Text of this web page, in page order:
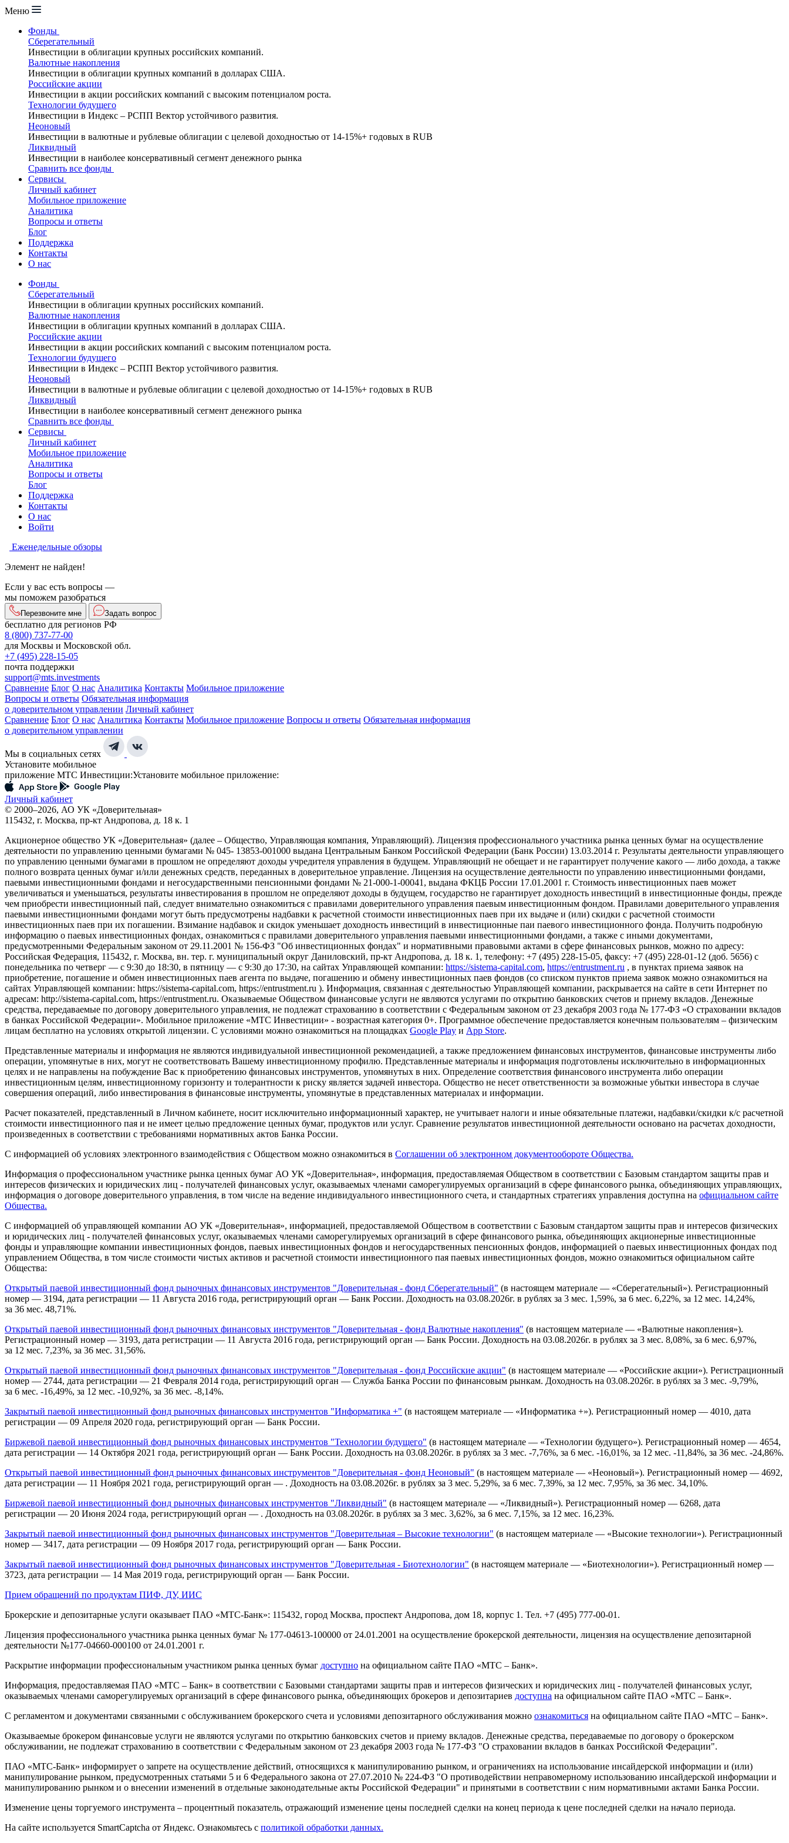
Меню
Фонды
Сберегательный
Инвестиции в облигации крупных российских компаний.
Валютные накопления
Инвестиции в облигации крупных компаний в долларах США.
Российские акции
Инвестиции в акции российских компаний с высоким потенциалом роста.
Технологии будущего
Инвестиции в Индекс – РСПП Вектор устойчивого развития.
Неоновый
Инвестиции в валютные и рублевые облигации с целевой доходностью от 14-15%+ годовых в RUB
Ликвидный
Инвестиции в наиболее консервативный сегмент денежного рынка
Сравнить все фонды
Сервисы
Личный кабинет
Мобильное приложение
Аналитика
Вопросы и ответы
Блог
Поддержка
Контакты
О нас
Фонды
Сберегательный
Инвестиции в облигации крупных российских компаний.
Валютные накопления
Инвестиции в облигации крупных компаний в долларах США.
Российские акции
Инвестиции в акции российских компаний с высоким потенциалом роста.
Технологии будущего
Инвестиции в Индекс – РСПП Вектор устойчивого развития.
Неоновый
Инвестиции в валютные и рублевые облигации с целевой доходностью от 14-15%+ годовых в RUB
Ликвидный
Инвестиции в наиболее консервативный сегмент денежного рынка
Сравнить все фонды
Сервисы
Личный кабинет
Мобильное приложение
Аналитика
Вопросы и ответы
Блог
Поддержка
Контакты
О нас
Войти
Еженедельные обзоры
Элемент не найден!
Если у вас есть вопросы —
мы поможем разобраться
Перезвоните мне Задать вопрос
бесплатно для регионов РФ
8 (800) 737-77-00
для Москвы и Московской обл.
+7 (495) 228-15-05
почта поддержки
support@mts.investments
Сравнение Блог О нас Аналитика Контакты Мобильное приложение
Вопросы и ответы Обязательная информация
о доверительном управлении Личный кабинет
Сравнение Блог О нас Аналитика Контакты Мобильное приложение Вопросы и ответы Обязательная информация
о доверительном управлении
Мы в социальных сетях
Установите мобильное
приложение МТС Инвестиции:Установите мобильное приложение:
Личный кабинет
© 2000–2026, АО УК «Доверительная»
115432, г. Москва, пр-кт Андропова, д. 18 к. 1
Акционерное общество УК «Доверительная» (далее – Общество, Управляющая компания, Управляющий). Лицензия профессионального участника рынка ценных бумаг на осуществление
деятельности по управлению ценными бумагами № 045- 13853-001000 выдана Центральным Банком Российской Федерации (Банк России) 13.03.2014 г. Результаты деятельности управляющего
по управлению ценными бумагами в прошлом не определяют доходы учредителя управления в будущем. Управляющий не обещает и не гарантирует получение какого — либо дохода, а также
полного возврата ценных бумаг и/или денежных средств, переданных в доверительное управление. Лицензия на осуществление деятельности по управлению инвестиционными фондами,
паевыми инвестиционными фондами и негосударственными пенсионными фондами № 21-000-1-00041, выдана ФКЦБ России 17.01.2001 г. Стоимость инвестиционных паев может
увеличиваться и уменьшаться, результаты инвестирования в прошлом не определяют доходы в будущем, государство не гарантирует доходность инвестиций в инвестиционные фонды, прежде
чем приобрести инвестиционный пай, следует внимательно ознакомиться с правилами доверительного управления паевым инвестиционным фондом. Правилами доверительного управления
паевыми инвестиционными фондами могут быть предусмотрены надбавки к расчетной стоимости инвестиционных паев при их выдаче и (или) скидки с расчетной стоимости
инвестиционных паев при их погашении. Взимание надбавок и скидок уменьшает доходность инвестиций в инвестиционные паи паевого инвестиционного фонда. Получить подробную
информацию о паевых инвестиционных фондах, ознакомиться с правилами доверительного управления паевыми инвестиционными фондами, а также с иными документами,
предусмотренными Федеральным законом от 29.11.2001 № 156-ФЗ "Об инвестиционных фондах" и нормативными правовыми актами в сфере финансовых рынков, можно по адресу:
Российская Федерация, 115432, г. Москва, вн. тер. г. муниципальный округ Даниловский, пр-кт Андропова, д. 18 к. 1, телефону: +7 (495) 228-15-05, факсу: +7 (495) 228-01-12 (доб. 5656) с
понедельника по четверг — c 9:30 до 18:30, в пятницу — с 9:30 до 17:30, на сайтах Управляющей компании: https://sistema-capital.com, https://entrustment.ru , в пунктах приема заявок на
приобретение, погашение и обмен инвестиционных паев агента по выдаче, погашению и обмену инвестиционных паев фондов (со списком пунктов приема заявок можно ознакомиться на
сайтах Управляющей компании: https://sistema-capital.com, https://entrustment.ru ). Информация, связанная с деятельностью Управляющей компании, раскрывается на сайте в сети Интернет по
адресам: http://sistema-capital.com, https://entrustment.ru. Оказываемые Обществом финансовые услуги не являются услугами по открытию банковских счетов и приему вкладов. Денежные
средства, передаваемые по договору доверительного управления, не подлежат страхованию в соответствии с Федеральным законом от 23 декабря 2003 года № 177-ФЗ «О страховании вкладов
в банках Российской Федерации». Мобильное приложение «МТС Инвестиции» - возрастная категория 0+. Программное обеспечение предоставляется конечным пользователям – физическим
лицам бесплатно на условиях открытой лицензии. С условиями можно ознакомиться на площадках Google Play и App Store.
Представленные материалы и информация не являются индивидуальной инвестиционной рекомендацией, а также предложением финансовых инструментов, финансовые инструменты либо
операции, упомянутые в них, могут не соответствовать Вашему инвестиционному профилю. Представленные материалы и информация подготовлены исключительно в информационных
целях и не направлены на побуждение Вас к приобретению финансовых инструментов, упомянутых в них. Определение соответствия финансового инструмента либо операции
инвестиционным целям, инвестиционному горизонту и толерантности к риску является задачей инвестора. Общество не несет ответственности за возможные убытки инвестора в случае
совершения операций, либо инвестирования в финансовые инструменты, упомянутые в представленных материалах и информации.
Расчет показателей, представленный в Личном кабинете, носит исключительно информационный характер, не учитывает налоги и иные обязательные платежи, надбавки/скидки к/с расчетной
стоимости инвестиционного пая и не имеет целью предложение ценных бумаг, продуктов или услуг. Сравнение результатов инвестиционной деятельности основано на расчетах доходности,
произведенных в соответствии с требованиями нормативных актов Банка России.
С информацией об условиях электронного взаимодействия с Обществом можно ознакомиться в Соглашении об электронном документообороте Общества.
Информация о профессиональном участнике рынка ценных бумаг АО УК «Доверительная», информация, предоставляемая Обществом в соответствии с Базовым стандартом защиты прав и
интересов физических и юридических лиц - получателей финансовых услуг, оказываемых членами саморегулируемых организаций в сфере финансового рынка, объединяющих управляющих,
информация о договоре доверительного управления, в том числе на ведение индивидуального инвестиционного счета, и стандартных стратегиях управления доступна на официальном сайте
Общества.
С информацией об управляющей компании АО УК «Доверительная», информацией, предоставляемой Обществом в соответствии с Базовым стандартом защиты прав и интересов физических
и юридических лиц - получателей финансовых услуг, оказываемых членами саморегулируемых организаций в сфере финансового рынка, объединяющих акционерные инвестиционные
фонды и управляющие компании инвестиционных фондов, паевых инвестиционных фондов и негосударственных пенсионных фондов, информацией о паевых инвестиционных фондах под
управлением Общества, в том числе стоимости чистых активов и расчетной стоимости инвестиционного пая паевых инвестиционных фондов, можно ознакомиться официальном сайте
Общества:
Открытый паевой инвестиционный фонд рыночных финансовых инструментов "Доверительная - фонд Сберегательный" (в настоящем материале — «Сберегательный»). Регистрационный
номер — 3194, дата регистрации — 11 Августа 2016 года, регистрирующий орган — Банк России. Доходность на 03.08.2026г. в рублях за 3 мес. 1,59%, за 6 мес. 6,22%, за 12 мес. 14,24%,
за 36 мес. 48,71%.
Открытый паевой инвестиционный фонд рыночных финансовых инструментов "Доверительная - фонд Валютные накопления" (в настоящем материале — «Валютные накопления»).
Регистрационный номер — 3193, дата регистрации — 11 Августа 2016 года, регистрирующий орган — Банк России. Доходность на 03.08.2026г. в рублях за 3 мес. 8,08%, за 6 мес. 6,97%,
за 12 мес. 7,23%, за 36 мес. 31,56%.
Открытый паевой инвестиционный фонд рыночных финансовых инструментов "Доверительная - фонд Российские акции" (в настоящем материале — «Российские акции»). Регистрационный
номер — 2744, дата регистрации — 21 Февраля 2014 года, регистрирующий орган — Служба Банка России по финансовым рынкам. Доходность на 03.08.2026г. в рублях за 3 мес. -9,79%,
за 6 мес. -16,49%, за 12 мес. -10,92%, за 36 мес. -8,14%.
Закрытый паевой инвестиционный фонд рыночных финансовых инструментов "Информатика +" (в настоящем материале — «Информатика +»). Регистрационный номер — 4010, дата
регистрации — 09 Апреля 2020 года, регистрирующий орган — Банк России.
Биржевой паевой инвестиционный фонд рыночных финансовых инструментов "Технологии будущего" (в настоящем материале — «Технологии будущего»). Регистрационный номер — 4654,
дата регистрации — 14 Октября 2021 года, регистрирующий орган — Банк России. Доходность на 03.08.2026г. в рублях за 3 мес. -7,76%, за 6 мес. -16,01%, за 12 мес. -11,84%, за 36 мес. -24,86%.
Открытый паевой инвестиционный фонд рыночных финансовых инструментов "Доверительная - фонд Неоновый" (в настоящем материале — «Неоновый»). Регистрационный номер — 4692,
дата регистрации — 11 Ноября 2021 года, регистрирующий орган — . Доходность на 03.08.2026г. в рублях за 3 мес. 5,29%, за 6 мес. 7,39%, за 12 мес. 7,95%, за 36 мес. 34,10%.
Биржевой паевой инвестиционный фонд рыночных финансовых инструментов "Ликвидный" (в настоящем материале — «Ликвидный»). Регистрационный номер — 6268, дата
регистрации — 20 Июня 2024 года, регистрирующий орган — . Доходность на 03.08.2026г. в рублях за 3 мес. 3,62%, за 6 мес. 7,15%, за 12 мес. 16,23%.
Закрытый паевой инвестиционный фонд рыночных финансовых инструментов "Доверительная – Высокие технологии" (в настоящем материале — «Высокие технологии»). Регистрационный
номер — 3417, дата регистрации — 09 Ноября 2017 года, регистрирующий орган — Банк России.
Закрытый паевой инвестиционный фонд рыночных финансовых инструментов "Доверительная - Биотехнологии" (в настоящем материале — «Биотехнологии»). Регистрационный номер —
3723, дата регистрации — 14 Мая 2019 года, регистрирующий орган — Банк России.
Прием обращений по продуктам ПИФ, ДУ, ИИС
Брокерские и депозитарные услуги оказывает ПАО «МТС-Банк»: 115432, город Москва, проспект Андропова, дом 18, корпус 1. Тел. +7 (495) 777-00-01.
Лицензия профессионального участника рынка ценных бумаг № 177-04613-100000 от 24.01.2001 на осуществление брокерской деятельности, лицензия на осуществление депозитарной
деятельности №177-04660-000100 от 24.01.2001 г.
Раскрытие информации профессиональным участником рынка ценных бумаг доступно на официальном сайте ПАО «МТС – Банк».
Информация, предоставляемая ПАО «МТС – Банк» в соответствии с Базовыми стандартами защиты прав и интересов физических и юридических лиц - получателей финансовых услуг,
оказываемых членами саморегулируемых организаций в сфере финансового рынка, объединяющих брокеров и депозитариев доступна на официальном сайте ПАО «МТС – Банк».
С регламентом и документами связанными с обслуживанием брокерского счета и условиями депозитарного обслуживания можно ознакомиться на официальном сайте ПАО «МТС – Банк».
Оказываемые брокером финансовые услуги не являются услугами по открытию банковских счетов и приему вкладов. Денежные средства, передаваемые по договору о брокерском
обслуживании, не подлежат страхованию в соответствии с Федеральным законом от 23 декабря 2003 года № 177-ФЗ "О страховании вкладов в банках Российской Федерации".
ПАО «МТС-Банк» информирует о запрете на осуществление действий, относящихся к манипулированию рынком, и ограничениях на использование инсайдерской информации и (или)
манипулирование рынком, предусмотренных статьями 5 и 6 Федерального закона от 27.07.2010 № 224-ФЗ "О противодействии неправомерному использованию инсайдерской информации и
манипулированию рынком и о внесении изменений в отдельные законодательные акты Российской Федерации" и принятыми в соответствии с ним нормативными актами Банка России.
Изменение цены торгуемого инструмента – процентный показатель, отражающий изменение цены последней сделки на конец периода к цене последней сделки на начало периода.
На сайте используется SmartCaptcha от Яндекс. Ознакомьтесь с политикой обработки данных.